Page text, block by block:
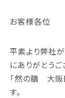
お客様各位
平素より弊社
にありがとうご
「然の膳 大阪
す。